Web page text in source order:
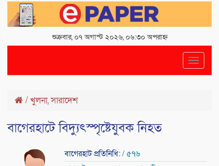
শুক্রবার, ০৭ অগাস্ট ২০২৬, ০৬:৩০ অপরাহ্ন
Toggle
/ খুলনা,সারাদেশ
বাগেরহাটে বিদ্যুৎস্পৃষ্টেযুবক নিহত
বাগেরহাট প্রতিনিধি:/ ৫৭৬